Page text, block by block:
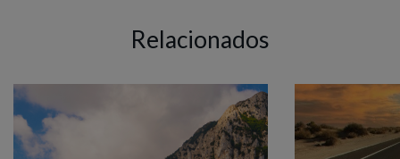
Relacionados